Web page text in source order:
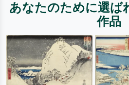
あなたのために選ば
作品